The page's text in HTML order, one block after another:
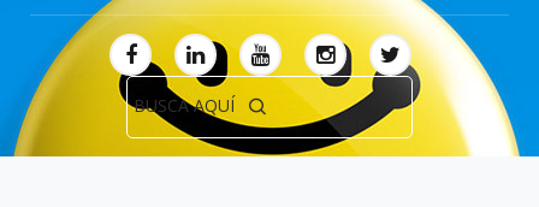
BUSCA AQUÍ